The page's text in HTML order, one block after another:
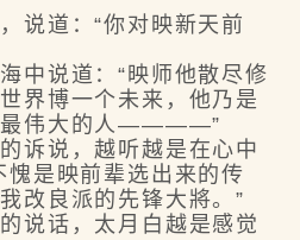
道：“你对映新天前
说道：“映师他散尽修
界博一个未来，他乃是
最伟大的人————”
说，越听越是在心中
愧是映前辈选出来的传
改良派的先锋大將。”
话，太月白越是感觉